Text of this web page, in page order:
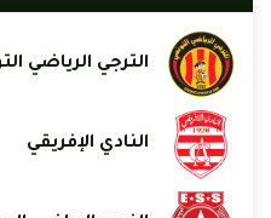
الترجي الرياضي
النادي الإفريقي